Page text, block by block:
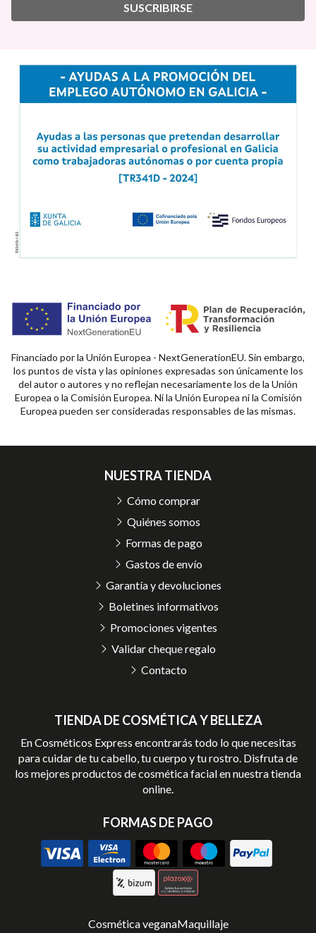
SUSCRIBIRSE
Financiado por la Unión Europea - NextGenerationEU. Sin embargo,
los puntos de vista y las opiniones expresadas son únicamente los
del autor o autores y no reflejan necesariamente los de la Unión
Europea o la Comisión Europea. Ni la Unión Europea ni la Comisión
Europea pueden ser consideradas responsables de las mismas.
TIENDA DE COSMÉTICA Y BELLEZA
En Cosméticos Express encontrarás todo lo que necesitas
para cuidar de tu cabello, tu cuerpo y tu rostro. Disfruta de
los mejores productos de cosmética facial en nuestra tienda
online.
FORMAS DE PAGO
NUESTRA TIENDA
Cómo comprar
Quiénes somos
Formas de pago
Gastos de envío
Garantía y devoluciones
Boletines informativos
Promociones vigentes
Validar cheque regalo
Contacto
Cosmética veganaMaquillaje